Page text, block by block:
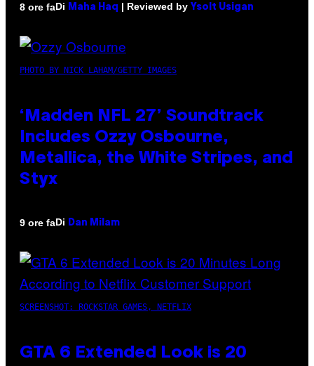
8 ore faDi Maha Haq | Reviewed by Ysolt Usigan
PHOTO BY NICK LAHAM/GETTY IMAGES
‘Madden NFL 27’ Soundtrack
Includes Ozzy Osbourne,
Metallica, the White Stripes, and
Styx
9 ore faDi Dan Milam
SCREENSHOT: ROCKSTAR GAMES, NETFLIX
GTA 6 Extended Look is 20